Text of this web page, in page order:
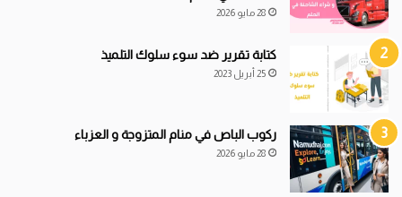
28 مايو 2026
كتابة تقرير ضد سوء سلوك التلميذ
25 أبريل 2023
ركوب الباص في منام المتزوجة و العزباء
28 مايو 2026